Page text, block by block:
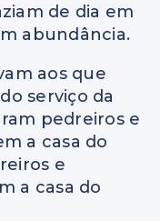
de dia em
abundância.
aos que
serviço da
pedreiros e
a casa do
e
a casa do